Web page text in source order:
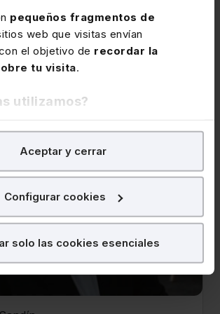
pequeños fragmentos de
web que visitas envían
el objetivo de recordar la
tu visita.
utilizamos?
las cookies confines
tratar demejorar tu experiencia
También con fines publicitarios,
hacer?
las cookies para que tu
web sea óptima
Aceptar y cerrar
Configurar cookies
solo las cookies esenciales
Ver ficha